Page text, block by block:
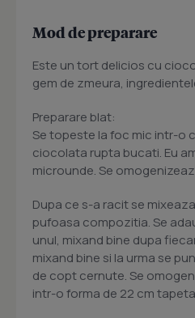
Mod de preparare
Este un tort delicios cu
gem de zmeura,
Preparare blat:
Se topeste la foc mic intr-o
ciocolata rupta bucati. Eu
microunde. Se
Dupa ce s-a racit se
pufoasa compozitia. Se
unul, mixand bine dupa
mixand bine si la urma se
de copt cernute. Se
intr-o forma de 22 cm